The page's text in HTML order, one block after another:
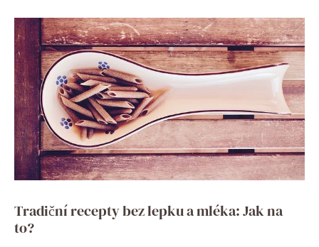
Tradiční recepty bez lepku ‌a mléka:‍ Jak na
to?